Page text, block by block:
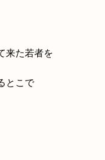
来た若者を
とこで